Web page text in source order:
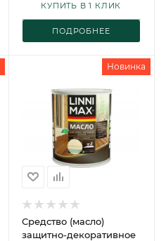
ПОДРОБНЕЕ
КУПИТЬ В 1 КЛИК
Новинка
Средство (масло)
защитно-декоративное